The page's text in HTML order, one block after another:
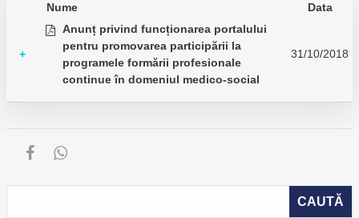
Nume Data
+
Anunț privind funcționarea portalului
pentru promovarea participării la
programele formării profesionale
continue în domeniul medico-social
31/10/2018